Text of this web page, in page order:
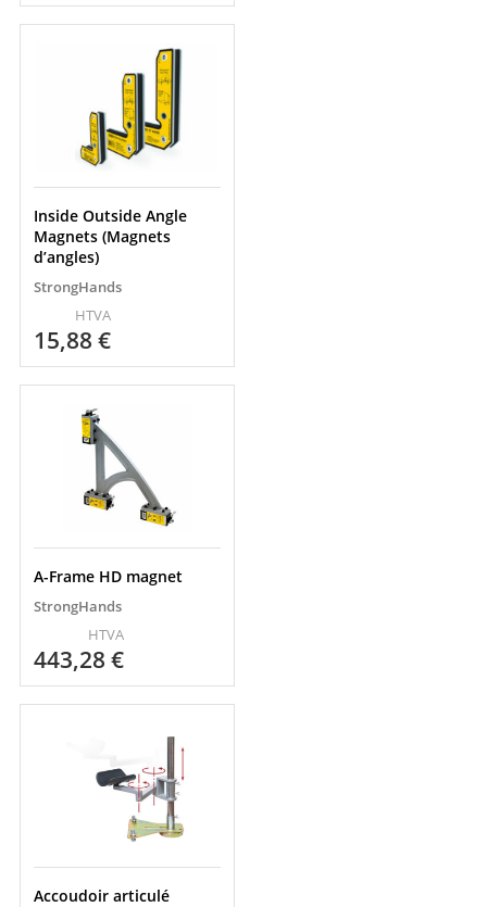
Inside Outside Angle
Magnets (Magnets
d’angles)
StrongHands
15,88 €
HTVA
A-Frame HD magnet
StrongHands
443,28 €
HTVA
Accoudoir articulé